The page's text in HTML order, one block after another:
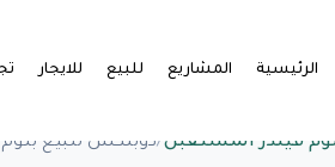
الرئيسية المشاريع للبيع للايجار
فيلدز المستقبل/دوبلكس للبيع بلوم فيلدز